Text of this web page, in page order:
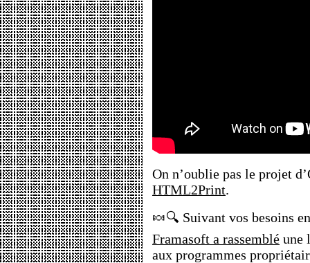
On n’oublie pas le projet
HTML2Print.
🍬🔍 Suivant vos besoins
Framasoft a rassemblé une
aux programmes